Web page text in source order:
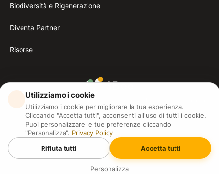
Biodiversità e Rigenerazione
Diventa Partner
Risorse
3Bee è il riferimento della sostenibilità, la difesa delle
api e della biodiversità
3Bee S.R.L Via Pastrengo 14, 20159, Milano (MI)
P.IVA: IT09711590969
3Bee GmbHSede legale: Oranienburger Straße 23, 10178
BerlinHR number: 256594
20263Bee - All rights reserved.
Utilizziamo i cookie
Utilizziamo i cookie per migliorare la tua esperienza.
Cliccando "Accetta tutti", acconsenti all'uso di tutti i cookie.
Puoi personalizzare le tue preferenze cliccando
"Personalizza". Privacy Policy
Personalizza
Rifiuta tutti Accetta tutti